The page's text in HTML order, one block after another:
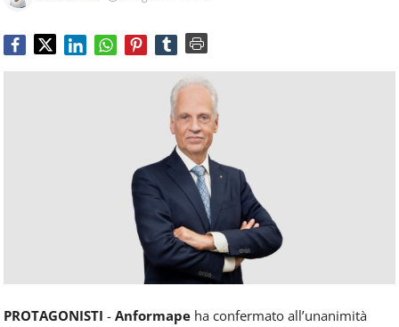
dei
fuoricasa,
PROTAGONISTI - Anformape ha confermato all’unanimità